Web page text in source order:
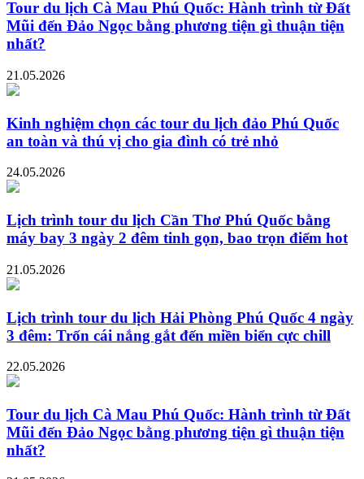
Tour du lịch Cà Mau Phú Quốc: Hành trình từ Đất
Mũi đến Đảo Ngọc bằng phương tiện gì thuận tiện
nhất?
21.05.2026
Kinh nghiệm chọn các tour du lịch đảo Phú Quốc
an toàn và thú vị cho gia đình có trẻ nhỏ
24.05.2026
Lịch trình tour du lịch Cần Thơ Phú Quốc bằng
máy bay 3 ngày 2 đêm tinh gọn, bao trọn điểm hot
21.05.2026
Lịch trình tour du lịch Hải Phòng Phú Quốc 4 ngày
3 đêm: Trốn cái nắng gắt đến miền biển cực chill
22.05.2026
Tour du lịch Cà Mau Phú Quốc: Hành trình từ Đất
Mũi đến Đảo Ngọc bằng phương tiện gì thuận tiện
nhất?